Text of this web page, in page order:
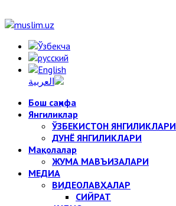
Бош саҳифа
Янгиликлар
ЎЗБЕКИСТОН ЯНГИЛИКЛАРИ
ДУНЁ ЯНГИЛИКЛАРИ
Мақолалар
ЖУМА МАВЪИЗАЛАРИ
МЕДИА
ВИДЕОЛАВҲАЛАР
СИЙРАТ